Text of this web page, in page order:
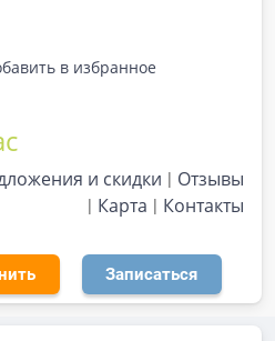
в избранное
и скидки
Отзывы
Карта
Контакты
Записаться